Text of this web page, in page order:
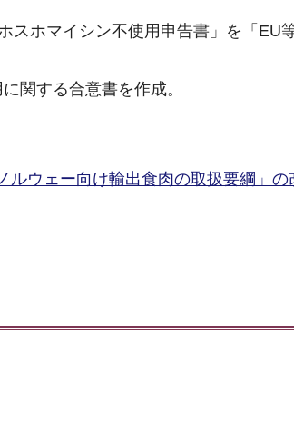
スホマイシン不使用申告書」を「EU
関する合意書を作成。
ルウェー向け輸出食肉の取扱要綱」の